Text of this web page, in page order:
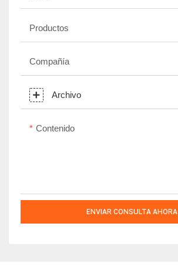
Productos
Compañía
Archivo
Contenido
ENVIAR CONSULTA AHORA